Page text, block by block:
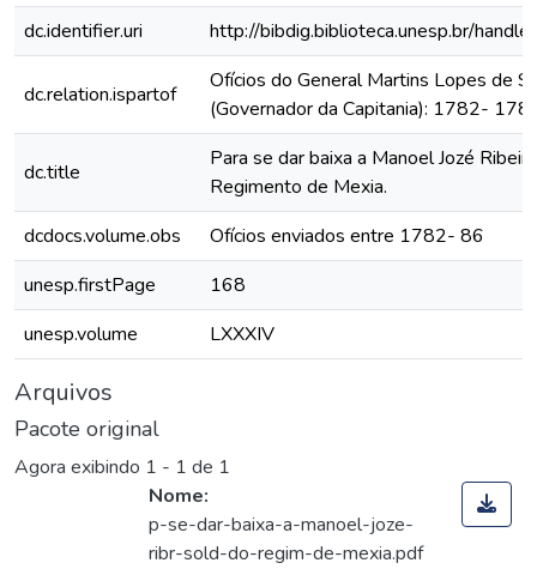
dc.identifier.uri
http://bibdig.biblioteca.unesp.br/
dc.relation.ispartof
Ofícios do General Martins Lopes de
(Governador da Capitania): 1782-
dc.title
Para se dar baixa a Manoel Jozé
Regimento de Mexia.
dcdocs.volume.obs
Ofícios enviados entre 1782- 86
unesp.firstPage
168
unesp.volume
LXXXIV
Arquivos
Pacote original
Agora exibindo 1 - 1 de 1
Nome:
p-se-dar-baixa-a-manoel-joze-
ribr-sold-do-regim-de-mexia.pdf